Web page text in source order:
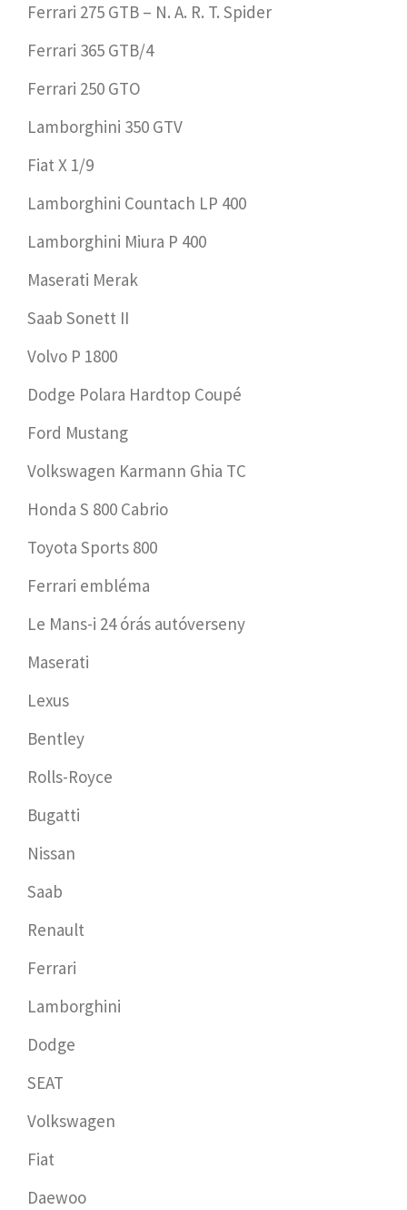
Ferrari 275 GTB – N. A. R. T. Spider
Ferrari 365 GTB/4
Ferrari 250 GTO
Lamborghini 350 GTV
Fiat X 1/9
Lamborghini Countach LP 400
Lamborghini Miura P 400
Maserati Merak
Saab Sonett II
Volvo P 1800
Dodge Polara Hardtop Coupé
Ford Mustang
Volkswagen Karmann Ghia TC
Honda S 800 Cabrio
Toyota Sports 800
Ferrari embléma
Le Mans-i 24 órás autóverseny
Maserati
Lexus
Bentley
Rolls-Royce
Bugatti
Nissan
Saab
Renault
Ferrari
Lamborghini
Dodge
SEAT
Volkswagen
Fiat
Daewoo